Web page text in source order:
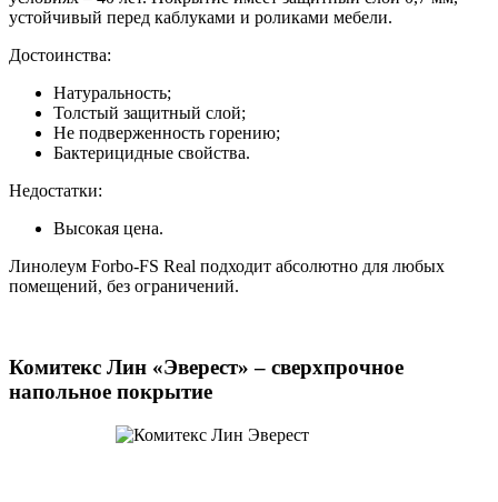
устойчивый перед каблуками и роликами мебели.
Достоинства:
Натуральность;
Толстый защитный слой;
Не подверженность горению;
Бактерицидные свойства.
Недостатки:
Высокая цена.
Линолеум Forbo-FS Real подходит абсолютно для любых
помещений, без ограничений.
Комитекс Лин «Эверест» – сверхпрочное
напольное покрытие